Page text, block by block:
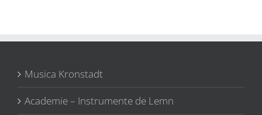
Musica Kronstadt
Academie – Instrumente de Lemn